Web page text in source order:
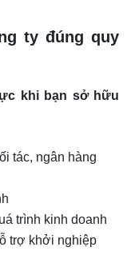
ty đúng quy
khi bạn sở hữu
tác, ngân hàng
trình kinh doanh
trợ khởi nghiệp